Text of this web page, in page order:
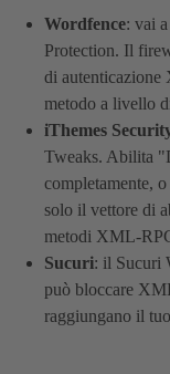
Wordfence: vai
Protection. Il
di
metodo a livello
iThemes
Tweaks. Abilita
completamente,
solo il vettore di
metodi XML-
Sucuri: il Sucuri
può bloccare
raggiungano il